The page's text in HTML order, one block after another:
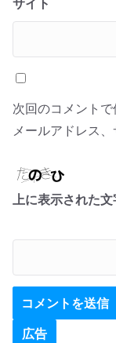
サイト
次回のコメントで
メールアドレス、
上に表示された
広告